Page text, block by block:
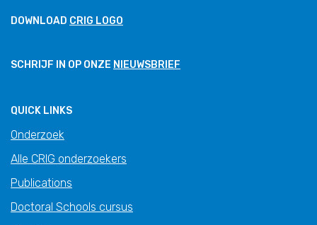
DOWNLOAD CRIG LOGO
SCHRIJF IN OP ONZE NIEUWSBRIEF
QUICK LINKS
Onderzoek
Alle CRIG onderzoekers
Publications
Doctoral Schools cursus